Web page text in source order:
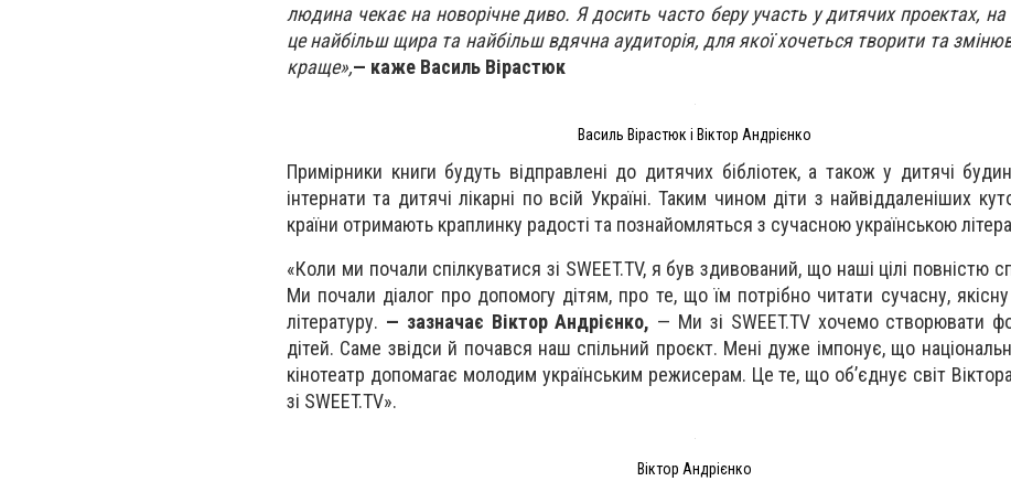
людина чекає на новорічне диво. Я досить часто беру участь у дитячих проектах, на
це найбільш щира та найбільш вдячна аудиторія, для якої хочеться творити та
краще»,— каже Василь Вірастюк
Василь Вірастюк і Віктор Андрієнко
Примірники книги будуть відправлені до дитячих бібліотек, а також у дитячі
інтернати та дитячі лікарні по всій Україні. Таким чином діти з найвіддаленіших
країни отримають краплинку радості та познайомляться з сучасною українською
«Коли ми почали спілкуватися зі SWEET.TV, я був здивований, що наші цілі повністю
Ми почали діалог про допомогу дітям, про те, що їм потрібно читати сучасну, якісну
літературу. — зазначає Віктор Андрієнко, — Ми зі SWEET.TV хочемо створювати
дітей. Саме звідси й почався наш спільний проєкт. Мені дуже імпонує, що
кінотеатр допомагає молодим українським режисерам. Це те, що об’єднує світ
зі SWEET.TV».
Віктор Андрієнко